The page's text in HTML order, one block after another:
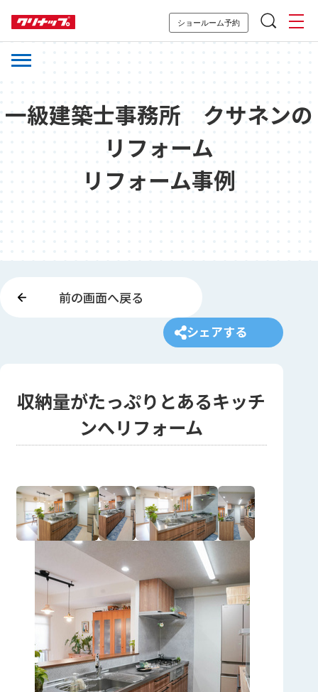
ショールーム予約
一級建築士事務所 クサネンの
リフォーム
リフォーム事例
前の画面へ戻る
シェアする
収納量がたっぷりとあるキッチ
ンへリフォーム